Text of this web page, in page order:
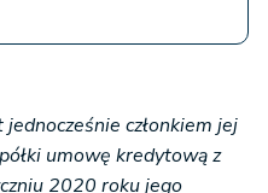
członkiem jej
umowę kredytową z
2020 roku jego